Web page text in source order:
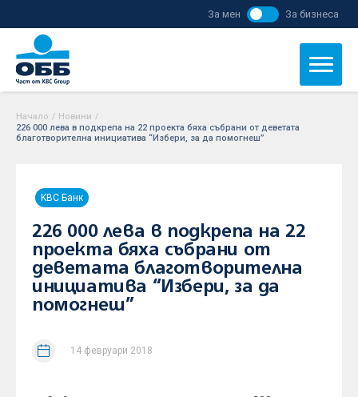
За мен За бизнеса
Начало / Новини /
226 000 лева в подкрепа на 22 проекта бяха събрани от деветата
благотворителна инициатива “Избери, за да помогнеш”
KBC Банк
226 000 лева в подкрепа на 22
проекта бяха събрани от
деветата благотворителна
инициатива “Избери, за да
помогнеш”
14 февруари 2018